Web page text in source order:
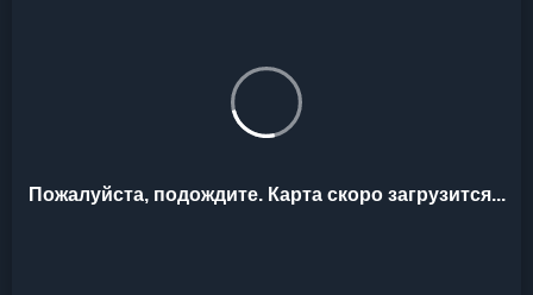
Пожалуйста, подождите. Карта скоро загрузится...